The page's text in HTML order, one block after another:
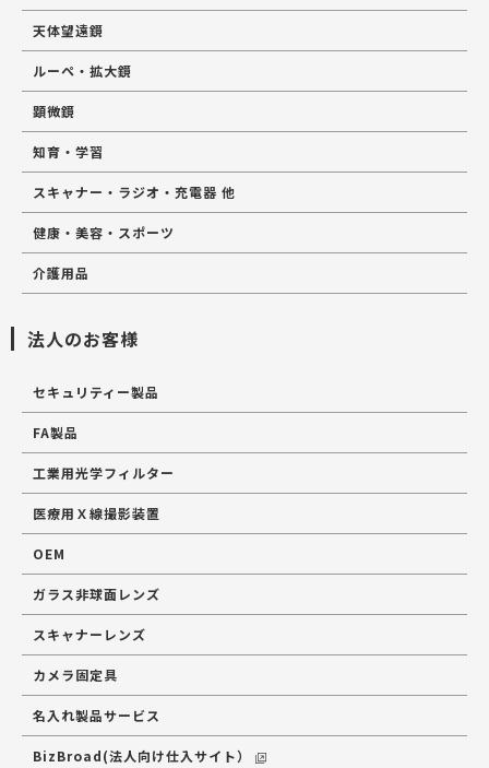
天体望遠鏡
ルーペ・拡大鏡
顕微鏡
知育・学習
スキャナー・ラジオ・充電器 他
健康・美容・スポーツ
介護用品
法人のお客様
セキュリティー製品
FA製品
工業用光学フィルター
医療用Ｘ線撮影装置
OEM
ガラス非球面レンズ
スキャナーレンズ
カメラ固定具
名入れ製品サービス
BizBroad(法人向け仕入サイト）